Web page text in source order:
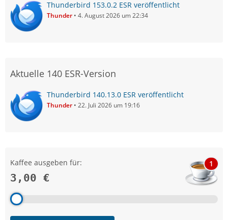
Thunderbird 153.0.2 ESR veröffentlicht
Thunder 4. August 2026 um 22:34
Aktuelle 140 ESR-Version
Thunderbird 140.13.0 ESR veröffentlicht
Thunder 22. Juli 2026 um 19:16
Kaffee ausgeben für:
3,00 €
1